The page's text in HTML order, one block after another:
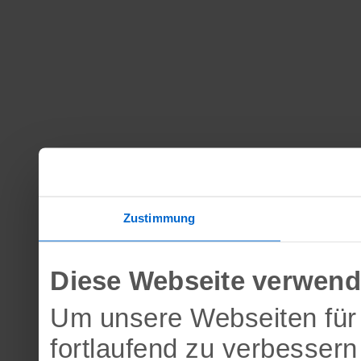
Zustimmung
Diese Webseite
Um unsere Webseiten
fortlaufend zu